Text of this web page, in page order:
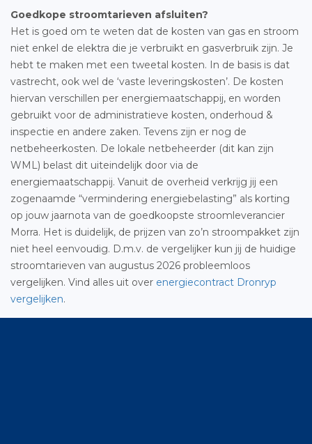
Goedkope stroomtarieven afsluiten?
Het is goed om te weten dat de kosten van gas en stroom
niet enkel de elektra die je verbruikt en gasverbruik zijn. Je
hebt te maken met een tweetal kosten. In de basis is dat
vastrecht, ook wel de ‘vaste leveringskosten’. De kosten
hiervan verschillen per energiemaatschappij, en worden
gebruikt voor de administratieve kosten, onderhoud &
inspectie en andere zaken. Tevens zijn er nog de
netbeheerkosten. De lokale netbeheerder (dit kan zijn
WML) belast dit uiteindelijk door via de
energiemaatschappij. Vanuit de overheid verkrijg jij een
zogenaamde “vermindering energiebelasting” als korting
op jouw jaarnota van de goedkoopste stroomleverancier
Morra. Het is duidelijk, de prijzen van zo’n stroompakket zijn
niet heel eenvoudig. D.m.v. de vergelijker kun jij de huidige
stroomtarieven van augustus 2026 probleemloos
vergelijken. Vind alles uit over energiecontract Dronryp
vergelijken.